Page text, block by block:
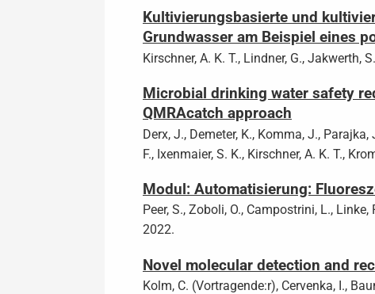
Kultivierungsbasierte und
Grundwasser am Beispiel eines
Kirschner, A. K. T., Lindner, G., Jakwerth,
Microbial drinking water safety
QMRAcatch approach
Derx, J., Demeter, K., Komma, J.,
F., Ixenmaier, S. K., Kirschner, A. K. T.,
Modul: Automatisierung:
Peer, S., Zoboli, O., Campostrini, L.,
2022.
Novel molecular detection and
Kolm, C. (Vortragende:r), Cervenka, I.,